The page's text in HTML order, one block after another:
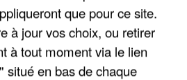
que pour ce site.
à jour vos choix, ou retirer
à tout moment via le lien
situé en bas de chaque